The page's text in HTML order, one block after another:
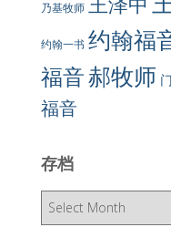
乃基牧师
约翰一书 约翰福
福音郝牧师
福音
存档
存